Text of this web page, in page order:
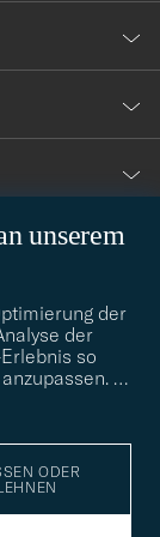
unserem
der
der
so
…
ODER
Stil?
weiter!